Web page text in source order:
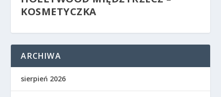
KOSMETYCZKA
ARCHIWA
sierpień 2026